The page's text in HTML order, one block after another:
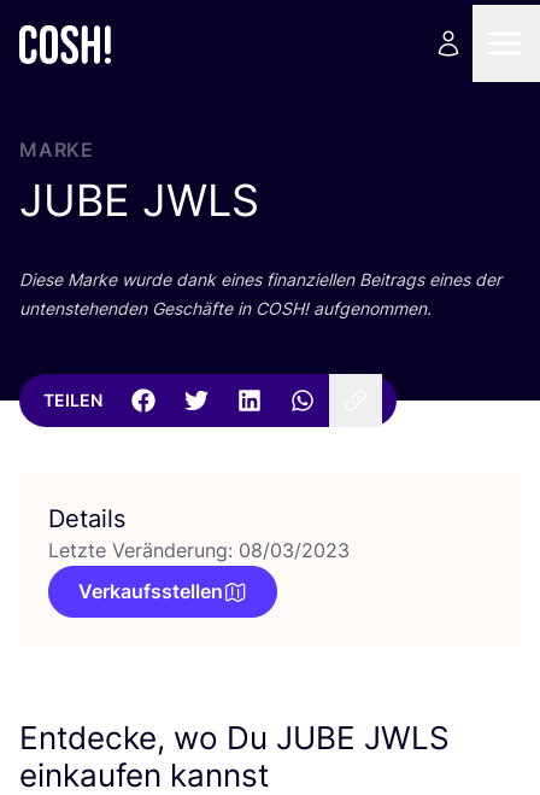
MARKE
JUBE JWLS
Die­se Mar­ke wur­de dank eines finan­zi­el­len Bei­trags eines der
unten­ste­hen­den Geschäf­te in COSH! aufgenommen.
TEILEN
Details
Letzte Veränderung: 08/03/2023
Verkaufsstellen
Entdecke, wo Du JUBE JWLS
einkaufen kannst